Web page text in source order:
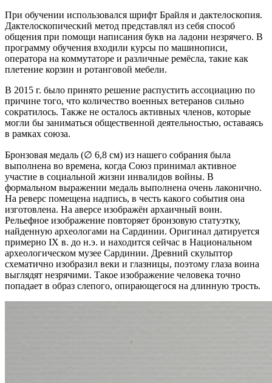
При обучении использовался шрифт Брайля и дактелоскопия.
Дактелоскопический метод представлял из себя способ
общения при помощи написания букв на ладони незрячего. В
программу обучения входили курсы по машинописи,
оператора на коммутаторе и различные ремёсла, такие как
плетение корзин и ротанговой мебели.
В 2015 г. было принято решение распустить ассоциацию по
причине того, что количество военных ветеранов сильно
сократилось. Также не осталось активных членов, которые
могли бы заниматься общественной деятельностью, оставаясь
в рамках союза.
Бронзовая медаль (∅ 6,8 см) из нашего собрания была
выполнена во времена, когда Союз принимал активное
участие в социальной жизни инвалидов войны. В
формальном выражении медаль выполнена очень лаконично.
На реверс помещена надпись, в честь какого события она
изготовлена. На аверсе изображён архаичный воин.
Рельефное изображение повторяет бронзовую статуэтку,
найденную археологами на Сардинии. Оригинал датируется
примерно IX в. до н.э. и находится сейчас в Национальном
археологическом музее Сардинии. Древний скульптор
схематично изобразил веки и глазницы, поэтому глаза воина
выглядят незрячими. Такое изображение человека точно
попадает в образ слепого, опирающегося на длинную трость.